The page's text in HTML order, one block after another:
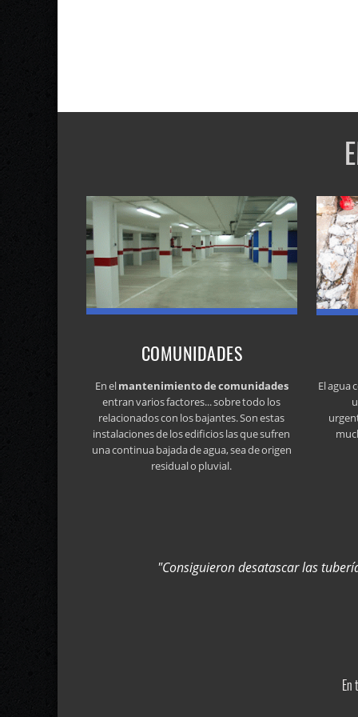
COMUNIDADES
En elmantenimiento de comunidades
entran varios factores... sobre todo los
relacionados con los bajantes. Son estas
instalaciones de los edificios las que sufren
una continua bajada de agua, sea de origen
residual o pluvial.
El agua
"Consiguieron desatascar las
En